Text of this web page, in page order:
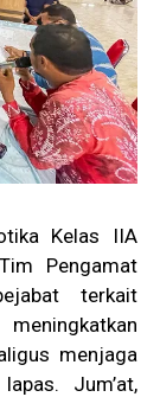
Kelas IIA
Pengamat
terkait
menjaga
Jum’at,